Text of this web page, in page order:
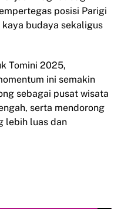
posisi Parigi
budaya sekaligus
Tomini 2025,
ini semakin
sebagai pusat wisata
serta mendorong
lebih luas dan